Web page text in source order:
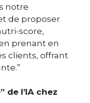
notre
de proposer
score,
prenant en
clients, offrant
de l’IA chez